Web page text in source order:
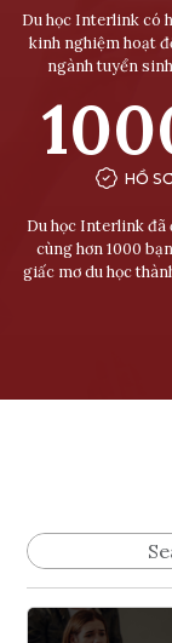
Du học Interlink có
kinh nghiệm hoạt
ngành tuyển
HỒ
Du học Interlink đã
cùng hơn 1000
giấc mơ du học